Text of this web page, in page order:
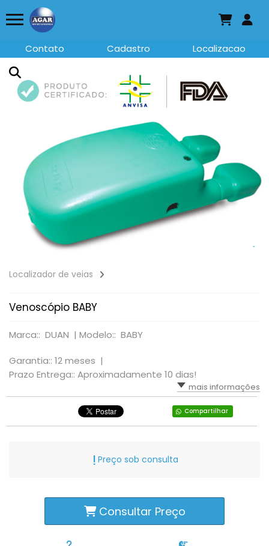
Contato Cadastro Localizacao
Localizador de veias
Venoscópio BABY
Marca:: DUAN | Modelo:: BABY
Garantia:: 12 meses |
Prazo Entrega:: Aproximadamente 10 dias!
mais informações
Compartilhar
Preço sob consulta
Consultar Preço